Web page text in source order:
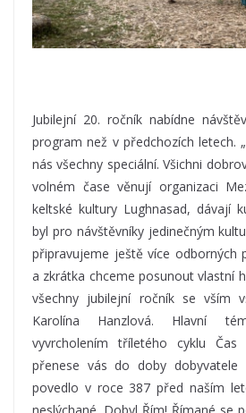
Jubilejní 20. ročník nabídne
program než v předchozích letech.
nás všechny speciální. Všichni
volném čase věnují organizaci
keltské kultury Lughnasad, dávají
byl pro návštěvníky jedinečným
připravujeme ještě více odborných
a zkrátka chceme posunout vlastní
všechny jubilejní ročník se vším
Karolína Hanzlová. Hlavní
vyvrcholením tříletého cyklu
přenese vás do doby dobyvatele
povedlo v roce 387 před naším